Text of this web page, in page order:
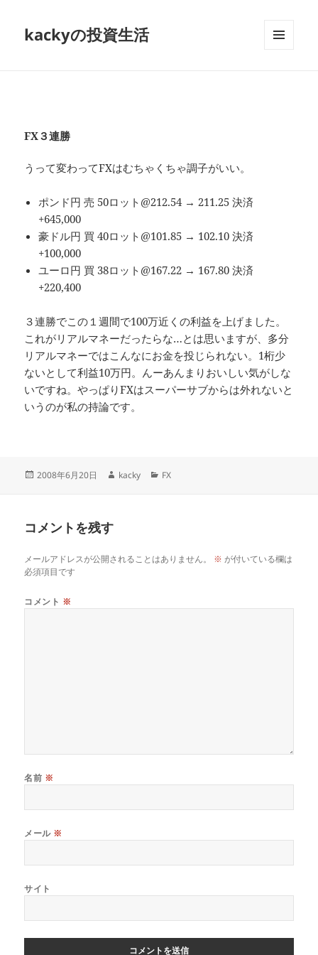
kackyの投資生活
FX３連勝
うって変わってFXはむちゃくちゃ調子がいい。
ポンド円 売 50ロット@212.54 → 211.25 決済
+645,000
豪ドル円 買 40ロット@101.85 → 102.10 決済
+100,000
ユーロ円 買 38ロット@167.22 → 167.80 決済
+220,400
３連勝でこの１週間で100万近くの利益を上げました。
これがリアルマネーだったらな…とは思いますが、多分
リアルマネーではこんなにお金を投じられない。1桁少
ないとして利益10万円。んーあんまりおいしい気がしな
いですね。やっぱりFXはスーパーサブからは外れないと
いうのが私の持論です。
投
2008年6月20日
作
kacky
カ
FX
コメントを残す
メールアドレスが公開されることはありません。 ※ が付いている欄は
必須項目です
コメント ※
名前 ※
メール ※
サイト